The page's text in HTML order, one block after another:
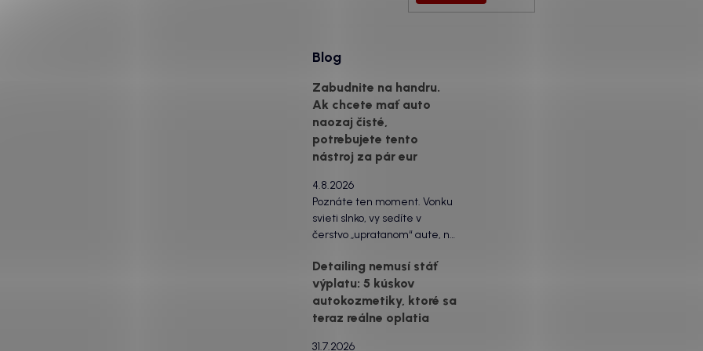
Blog
Zabudnite na handru.
Ak chcete mať auto
naozaj čisté,
potrebujete tento
nástroj za pár eur
4.8.2026
Poznáte ten moment. Vonku
svieti slnko, vy sedíte v
čerstvo „upratanom“ aute, no
vás ide poraziť. V mriežkach
ventilácie, okolo tlačidiel a v
švíkoch sedačiek na vás stále
drzo pozerá prach. Handra
Detailing nemusí stáť
výplatu: 5 kúskov
autokozmetiky, ktoré sa
teraz reálne oplatia
31.7.2026